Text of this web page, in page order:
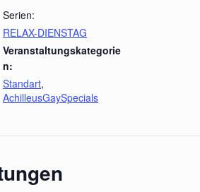
Serien:
RELAX-DIENSTAG
Veranstaltungskategorie
n:
Standart,
AchilleusGaySpecials